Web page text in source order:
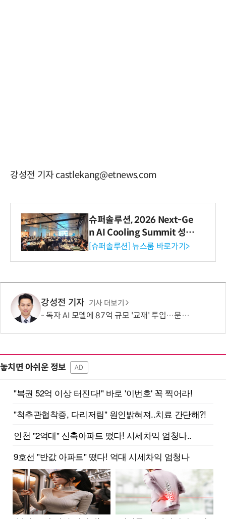
강성전 기자 castlekang@etnews.com
슈퍼솔루션, 2026 Next-Ge
n AI Cooling Summit 성황
리 성료
[슈퍼솔루션] 뉴스룸 바로가기>
강성전 기자 기사 더보기
독자 AI 모델에 87억 규모 '교재' 투입…문제·전공책에 강의영상까지
놓치면 아쉬운 정보 AD